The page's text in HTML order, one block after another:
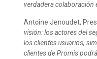
verdadera colaboración
Antoine Jenoudet,
visión: los actores del
los clientes usuarios,
clientes de Promis